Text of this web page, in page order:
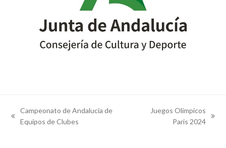
previous
Campeonato de Andalucía de
Equipos de Clubes
Juegos Olímpicos
Paris 2024